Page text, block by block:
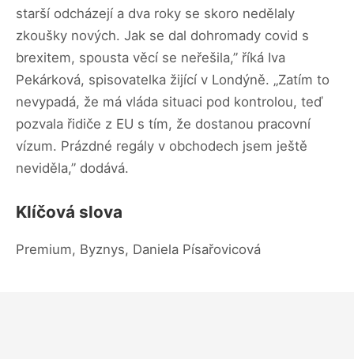
starší odcházejí a dva roky se skoro nedělaly
zkoušky nových. Jak se dal dohromady covid s
brexitem, spousta věcí se neřešila,” říká Iva
Pekárková, spisovatelka žijící v Londýně. „Zatím to
nevypadá, že má vláda situaci pod kontrolou, teď
pozvala řidiče z EU s tím, že dostanou pracovní
vízum. Prázdné regály v obchodech jsem ještě
neviděla,” dodává.
Klíčová slova
Premium, Byznys, Daniela Písařovicová